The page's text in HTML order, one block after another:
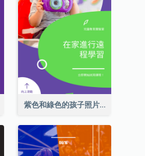
紫色和綠色的孩子照片遠程學習Instagram限時動態